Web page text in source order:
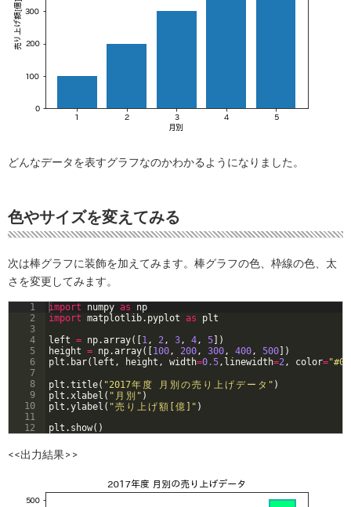
どんなデータを表すグラフなのかわかるようになりました。
色やサイズを変えてみる
次は棒グラフに装飾を加えてみます。棒グラフの色、枠線の色、太
さを変更してみます。
1
2
3
4
5
6
7
8
9
10
11
12
import numpy as
np
import matplotlib. pyplot as
plt
left = np.array([ 1, 2, 3, 4, 5 ])
height = np.array([ 100, 200, 300, 400, 500 ])
plt . bar( left , height , width=0.5, linewidth=2, color=
plt .title( "2017年 度 月 別 の売 り 上 げデ ー タ " )
plt .xlabel ( " 月 別 " )
plt .ylabel ( "売 り 上 げ額 億 ]" )
plt . show( )
<<出力結果>>